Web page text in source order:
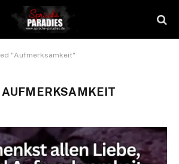
"Aufmerksamkeit"
AUFMERKSAMKEIT